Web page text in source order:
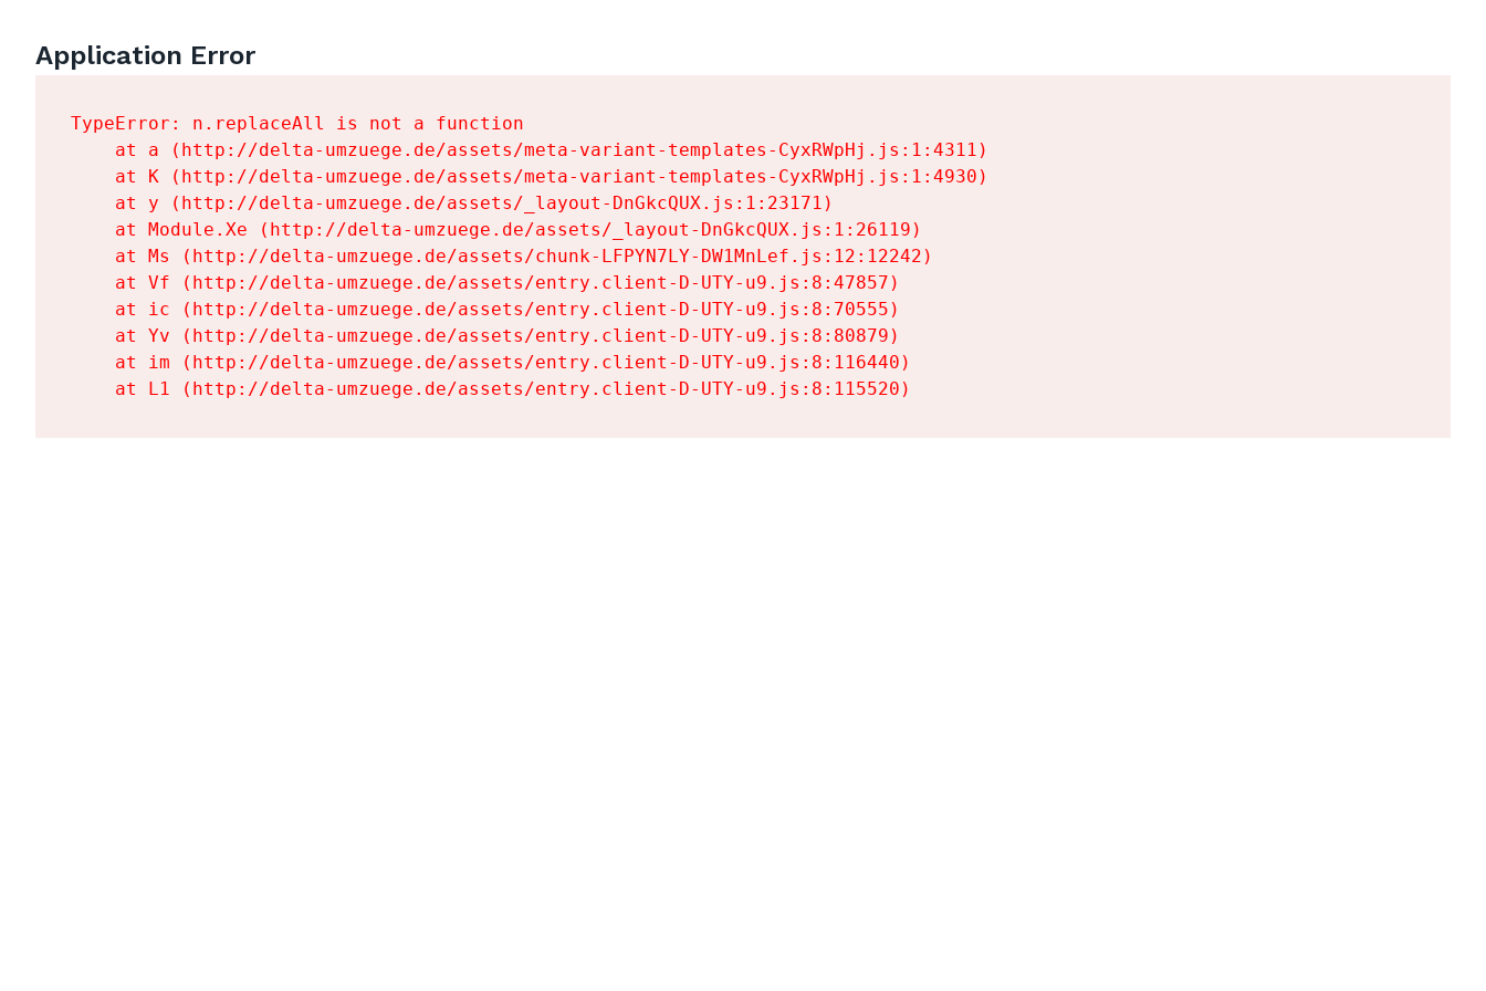
Application Error
TypeError: n.replaceAll is not a function
    at a (http://delta-umzuege.de/assets/meta-variant-templates-CyxRWpHj.js:1:4311)
    at K (http://delta-umzuege.de/assets/meta-variant-templates-CyxRWpHj.js:1:4930)
    at y (http://delta-umzuege.de/assets/_layout-DnGkcQUX.js:1:23171)
    at Module.Xe (http://delta-umzuege.de/assets/_layout-DnGkcQUX.js:1:26119)
    at Ms (http://delta-umzuege.de/assets/chunk-LFPYN7LY-DW1MnLef.js:12:12242)
    at Vf (http://delta-umzuege.de/assets/entry.client-D-UTY-u9.js:8:47857)
    at ic (http://delta-umzuege.de/assets/entry.client-D-UTY-u9.js:8:70555)
    at Yv (http://delta-umzuege.de/assets/entry.client-D-UTY-u9.js:8:80879)
    at im (http://delta-umzuege.de/assets/entry.client-D-UTY-u9.js:8:116440)
    at L1 (http://delta-umzuege.de/assets/entry.client-D-UTY-u9.js:8:115520)